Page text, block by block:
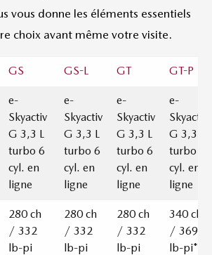
vous donne les éléments essentiels
choix avant même votre visite.
GS GS-L GT GT-P
e-
Skyactiv
G 3,3 L
turbo 6
cyl. en
ligne
e-
Skyactiv
G 3,3 L
turbo 6
cyl. en
ligne
e-
Skyactiv
G 3,3 L
turbo 6
cyl. en
ligne
e-
Skyactiv
G 3,3 L
turbo 6
cyl. en
ligne
280 ch
/ 332
lb-pi
280 ch
/ 332
lb-pi
280 ch
/ 332
lb-pi
340 ch
/ 369
lb-pi*